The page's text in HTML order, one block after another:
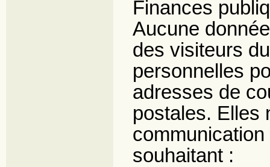
Finances
Aucune
des visiteurs
personnelles
adresses de
postales. Elles
souhaitant :